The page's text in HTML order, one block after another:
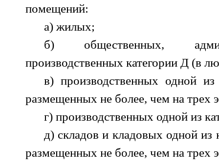
помещений:
а) жилых;
б) общественных,
производственных категории Д (в
в) производственных одной
размещенных не более, чем на трех
г) производственных одной из
д) складов и кладовых одной
размещенных не более, чем на трех